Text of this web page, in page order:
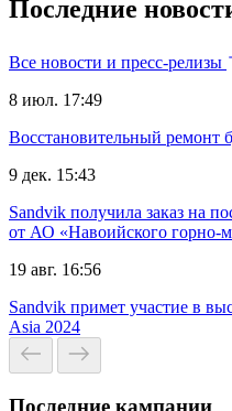
Последние
Все новости и пресс-релизы
8 июл. 17:49
Восстановительный ремонт
9 дек. 15:43
Sandvik получила заказ на
от АО «Навоийского горно-
19 авг. 16:56
Sandvik примет участие в
Asia 2024
Последние кампании